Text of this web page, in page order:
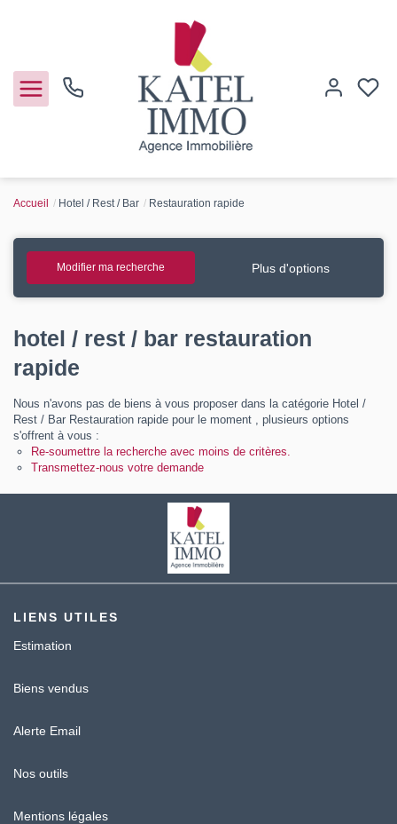
Vendre
Guide de l'immo
Contact
Katel Viager
Accueil Hotel / Rest / Bar Restauration rapide
Modifier ma recherche Plus d'options
hotel / rest / bar restauration
rapide
Nous n'avons pas de biens à vous proposer dans la catégorie Hotel /
Rest / Bar Restauration rapide pour le moment , plusieurs options
s'offrent à vous :
Re-soumettre la recherche avec moins de critères.
Transmettez-nous votre demande
LIENS UTILES
Estimation
Biens vendus
Alerte Email
Nos outils
Mentions légales